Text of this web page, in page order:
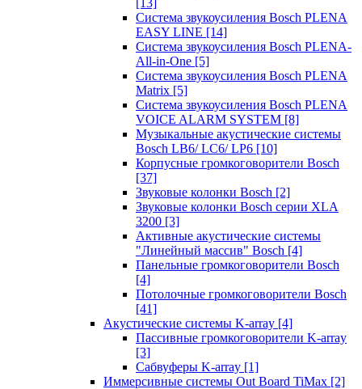
[13]
Система звукоусиления Bosch PLENA
EASY LINE [14]
Система звукоусиления Bosch PLENA-
All-in-One [5]
Система звукоусиления Bosch PLENA
Matrix [5]
Система звукоусиления Bosch PLENA
VOICE ALARM SYSTEM [8]
Музыкальные акустические системы
Bosch LB6/ LC6/ LP6 [10]
Корпусные громкоговорители Bosch
[37]
Звуковые колонки Bosch [2]
Звуковые колонки Bosch серии XLA
3200 [3]
Активные акустические системы
"Линейный массив" Bosch [4]
Панельные громкоговорители Bosch
[4]
Потолочные громкоговорители Bosch
[41]
Акустические системы K-array [4]
Пассивные громкоговорители K-array
[3]
Сабвуферы K-array [1]
Иммерсивные системы Out Board TiMax [2]